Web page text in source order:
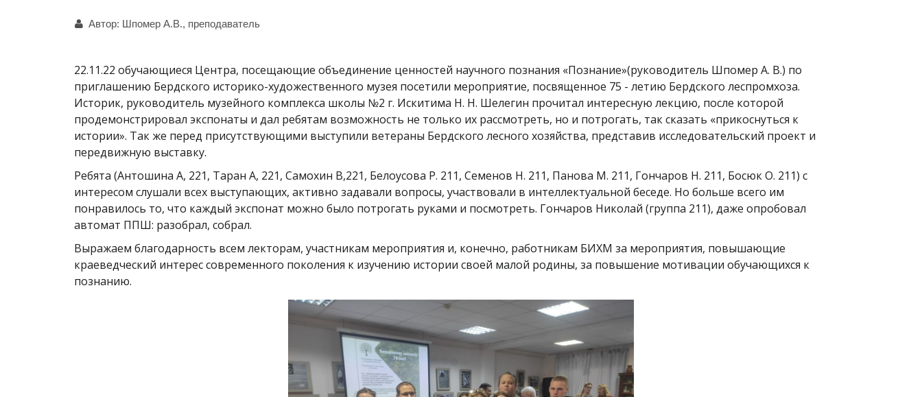
Автор: Шпомер А.В., преподаватель
22.11.22 обучающиеся Центра, посещающие объединение ценностей научного познания «Познание»(руководитель Шпомер А. В.) по
приглашению Бердского историко-художественного музея посетили мероприятие, посвященное 75 - летию Бердского леспромхоза.
Историк, руководитель музейного комплекса школы №2 г. Искитима Н. Н. Шелегин прочитал интересную лекцию, после которой
продемонстрировал экспонаты и дал ребятам возможность не только их рассмотреть, но и потрогать, так сказать «прикоснуться к
истории». Так же перед присутствующими выступили ветераны Бердского лесного хозяйства, представив исследовательский проект и
передвижную выставку.
Ребята (Антошина А, 221, Таран А, 221, Самохин В,221, Белоусова Р. 211, Семенов Н. 211, Панова М. 211, Гончаров Н. 211, Босюк О. 211) с
интересом слушали всех выступающих, активно задавали вопросы, участвовали в интеллектуальной беседе. Но больше всего им
понравилось то, что каждый экспонат можно было потрогать руками и посмотреть. Гончаров Николай (группа 211), даже опробовал
автомат ППШ: разобрал, собрал.
Выражаем благодарность всем лекторам, участникам мероприятия и, конечно, работникам БИХМ за мероприятия, повышающие
краеведческий интерес современного поколения к изучению истории своей малой родины, за повышение мотивации обучающихся к
познанию.